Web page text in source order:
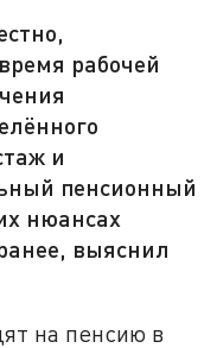
рабочей
и
пенсионный
нюансах
выяснил
на пенсию в